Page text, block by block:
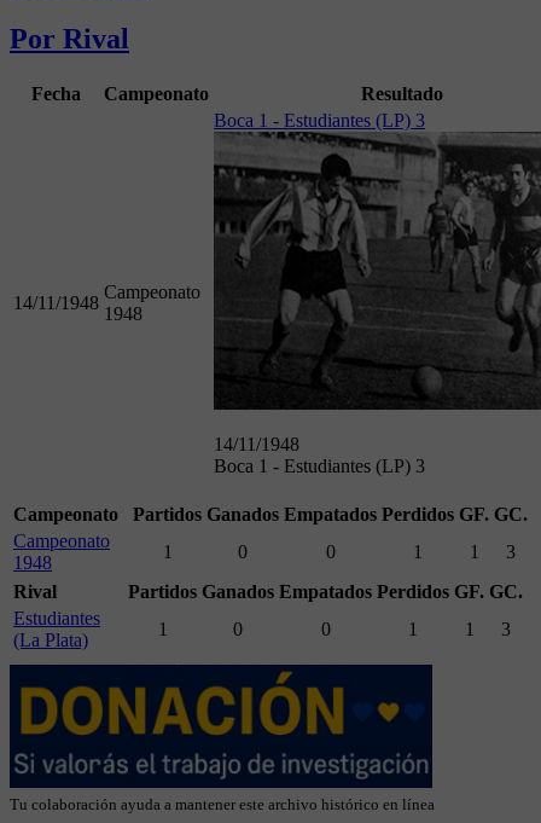
Por Rival
Fecha Campeonato Resultado
14/11/1948
Campeonato
1948
Boca 1 - Estudiantes (LP) 3
14/11/1948
Boca 1 - Estudiantes (LP) 3
Campeonato Partidos Ganados Empatados Perdidos GF. GC.
Campeonato
1948
1 0 0 1 1
3
Rival
Partidos Ganados Empatados Perdidos GF. GC.
Estudiantes
(La Plata)
1 0 0 1 1 3
Tu colaboración ayuda a mantener este archivo histórico en línea